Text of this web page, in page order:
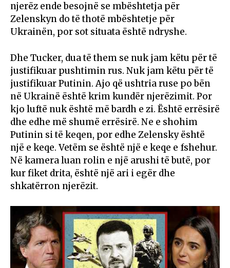
njerëz ende besojnë se mbështetja për
Zelenskyn do të thotë mbështetje për
Ukrainën, por sot situata është ndryshe.
Dhe Tucker, dua të them se nuk jam këtu për të
justifikuar pushtimin rus. Nuk jam këtu për të
justifikuar Putinin. Ajo që ushtria ruse po bën
në Ukrainë është krim kundër njerëzimit. Por
kjo luftë nuk është më bardh e zi. Është errësirë
dhe edhe më shumë errësirë. Ne e shohim
Putinin si të keqen, por edhe Zelensky është
një e keqe. Vetëm se është një e keqe e fshehur.
Në kamera luan rolin e një arushi të butë, por
kur fiket drita, është një ari i egër dhe
shkatërron njerëzit.